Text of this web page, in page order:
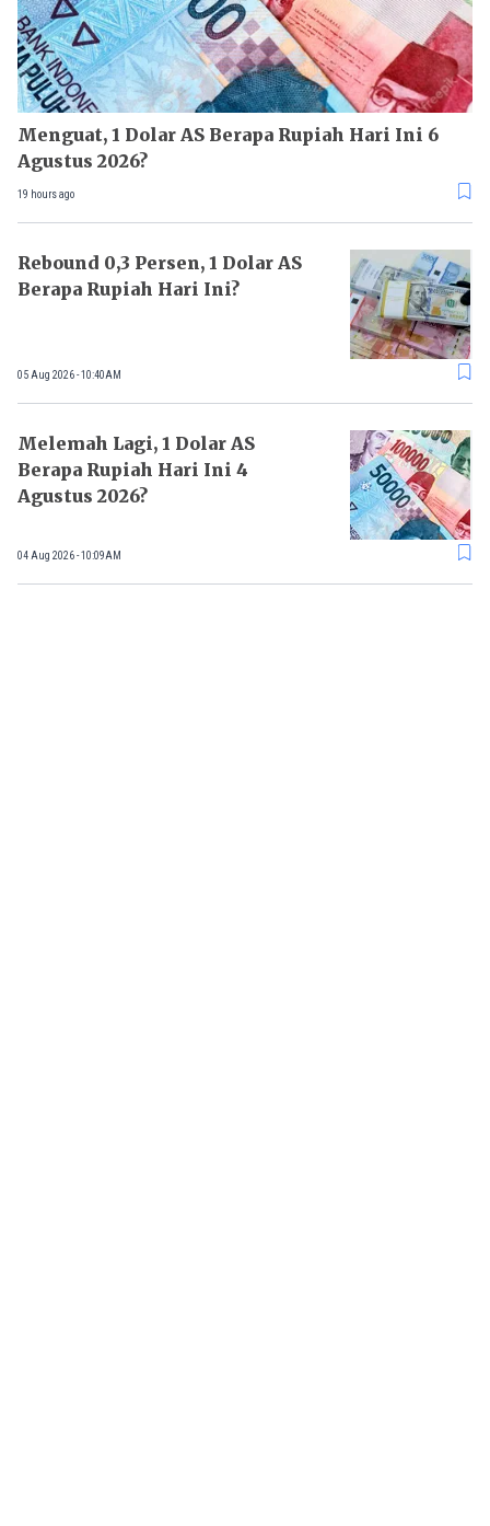
Menguat, 1 Dolar AS Berapa Rupiah Hari Ini 6
Agustus 2026?
19 hours ago
Rebound 0,3 Persen, 1 Dolar AS
Berapa Rupiah Hari Ini?
05 Aug 2026 - 10:40AM
Melemah Lagi, 1 Dolar AS
Berapa Rupiah Hari Ini 4
Agustus 2026?
04 Aug 2026 - 10:09AM